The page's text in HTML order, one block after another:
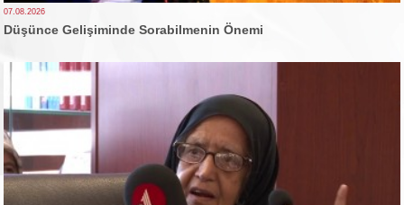
07.08.2026
Düşünce Gelişiminde Sorabilmenin Önemi